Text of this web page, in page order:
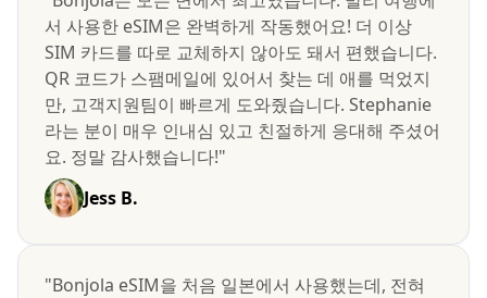
서 사용한 eSIM은 완벽하게 작동했어요! 더 이상
SIM 카드를 따로 교체하지 않아도 돼서 편했습니다.
QR 코드가 스팸메일에 있어서 찾는 데 애를 먹었지
만, 고객지원팀이 빠르게 도와줬습니다. Stephanie
라는 분이 매우 인내심 있고 친절하게 응대해 주셨어
요. 정말 감사했습니다!"
Jess B.
"Bonjola eSIM을 처음 일본에서 사용했는데, 전혀